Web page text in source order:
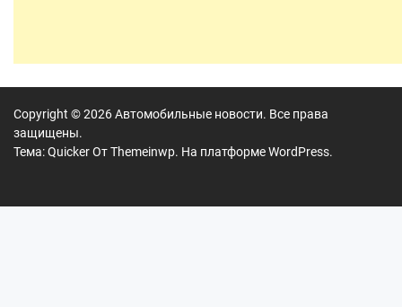
Copyright © 2026Автомобильные новости. Все права
защищены.
Тема: Quicker ОтThemeinwp. На платформеWordPress.